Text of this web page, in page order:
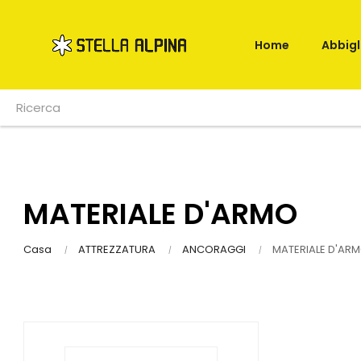
Home
MATERIALE D'ARMO
Casa ATTREZZATURA ANCORAGGI MATERIALE